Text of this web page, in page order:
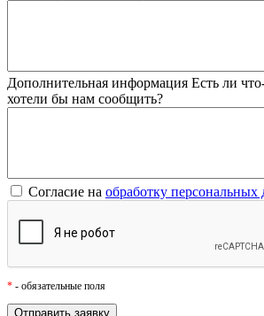
Дополнительная информация Есть ли
хотели бы нам сообщить?
Согласие на обработку персональных
* - обязательные поля